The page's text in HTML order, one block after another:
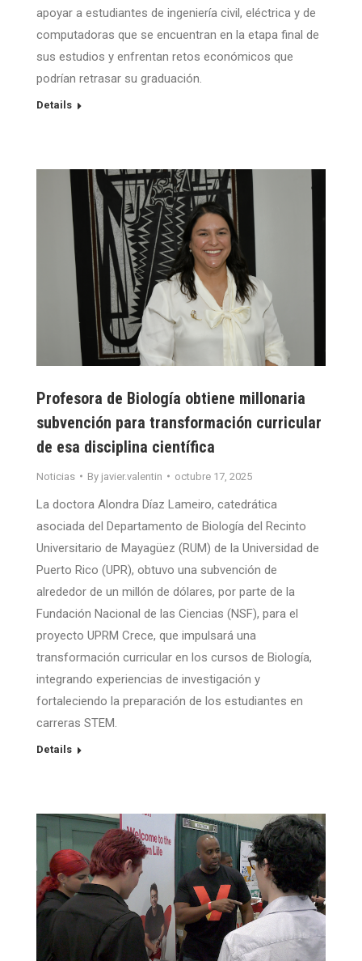
apoyar a estudiantes de ingeniería civil, eléctrica y de
computadoras que se encuentran en la etapa final de
sus estudios y enfrentan retos económicos que
podrían retrasar su graduación.
Details
Profesora de Biología obtiene millonaria
subvención para transformación curricular
de esa disciplina científica
Noticias By javier.valentin octubre 17, 2025
La doctora Alondra Díaz Lameiro, catedrática
asociada del Departamento de Biología del Recinto
Universitario de Mayagüez (RUM) de la Universidad de
Puerto Rico (UPR), obtuvo una subvención de
alrededor de un millón de dólares, por parte de la
Fundación Nacional de las Ciencias (NSF), para el
proyecto UPRM Crece, que impulsará una
transformación curricular en los cursos de Biología,
integrando experiencias de investigación y
fortaleciendo la preparación de los estudiantes en
carreras STEM.
Details